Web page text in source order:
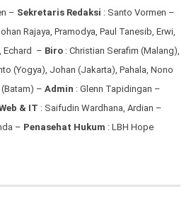
– Sekretaris Redaksi : Santo Vormen –
Rajaya, Pramodya, Paul Tanesib, Erwi,
Echard – Biro: Christian Serafim (Malang),
(Yogya), Johan (Jakarta), Pahala, Nono
(Batam) – Admin : Glenn Tapidingan –
& IT : Saifudin Wardhana, Ardian –
– Penasehat Hukum : LBH Hope